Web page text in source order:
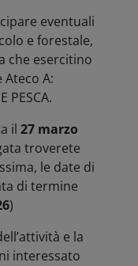
eventuali
e forestale,
che esercitino
A:
PESCA.
il27 marzo
troverete
le date di
di termine
)
e la
interessato